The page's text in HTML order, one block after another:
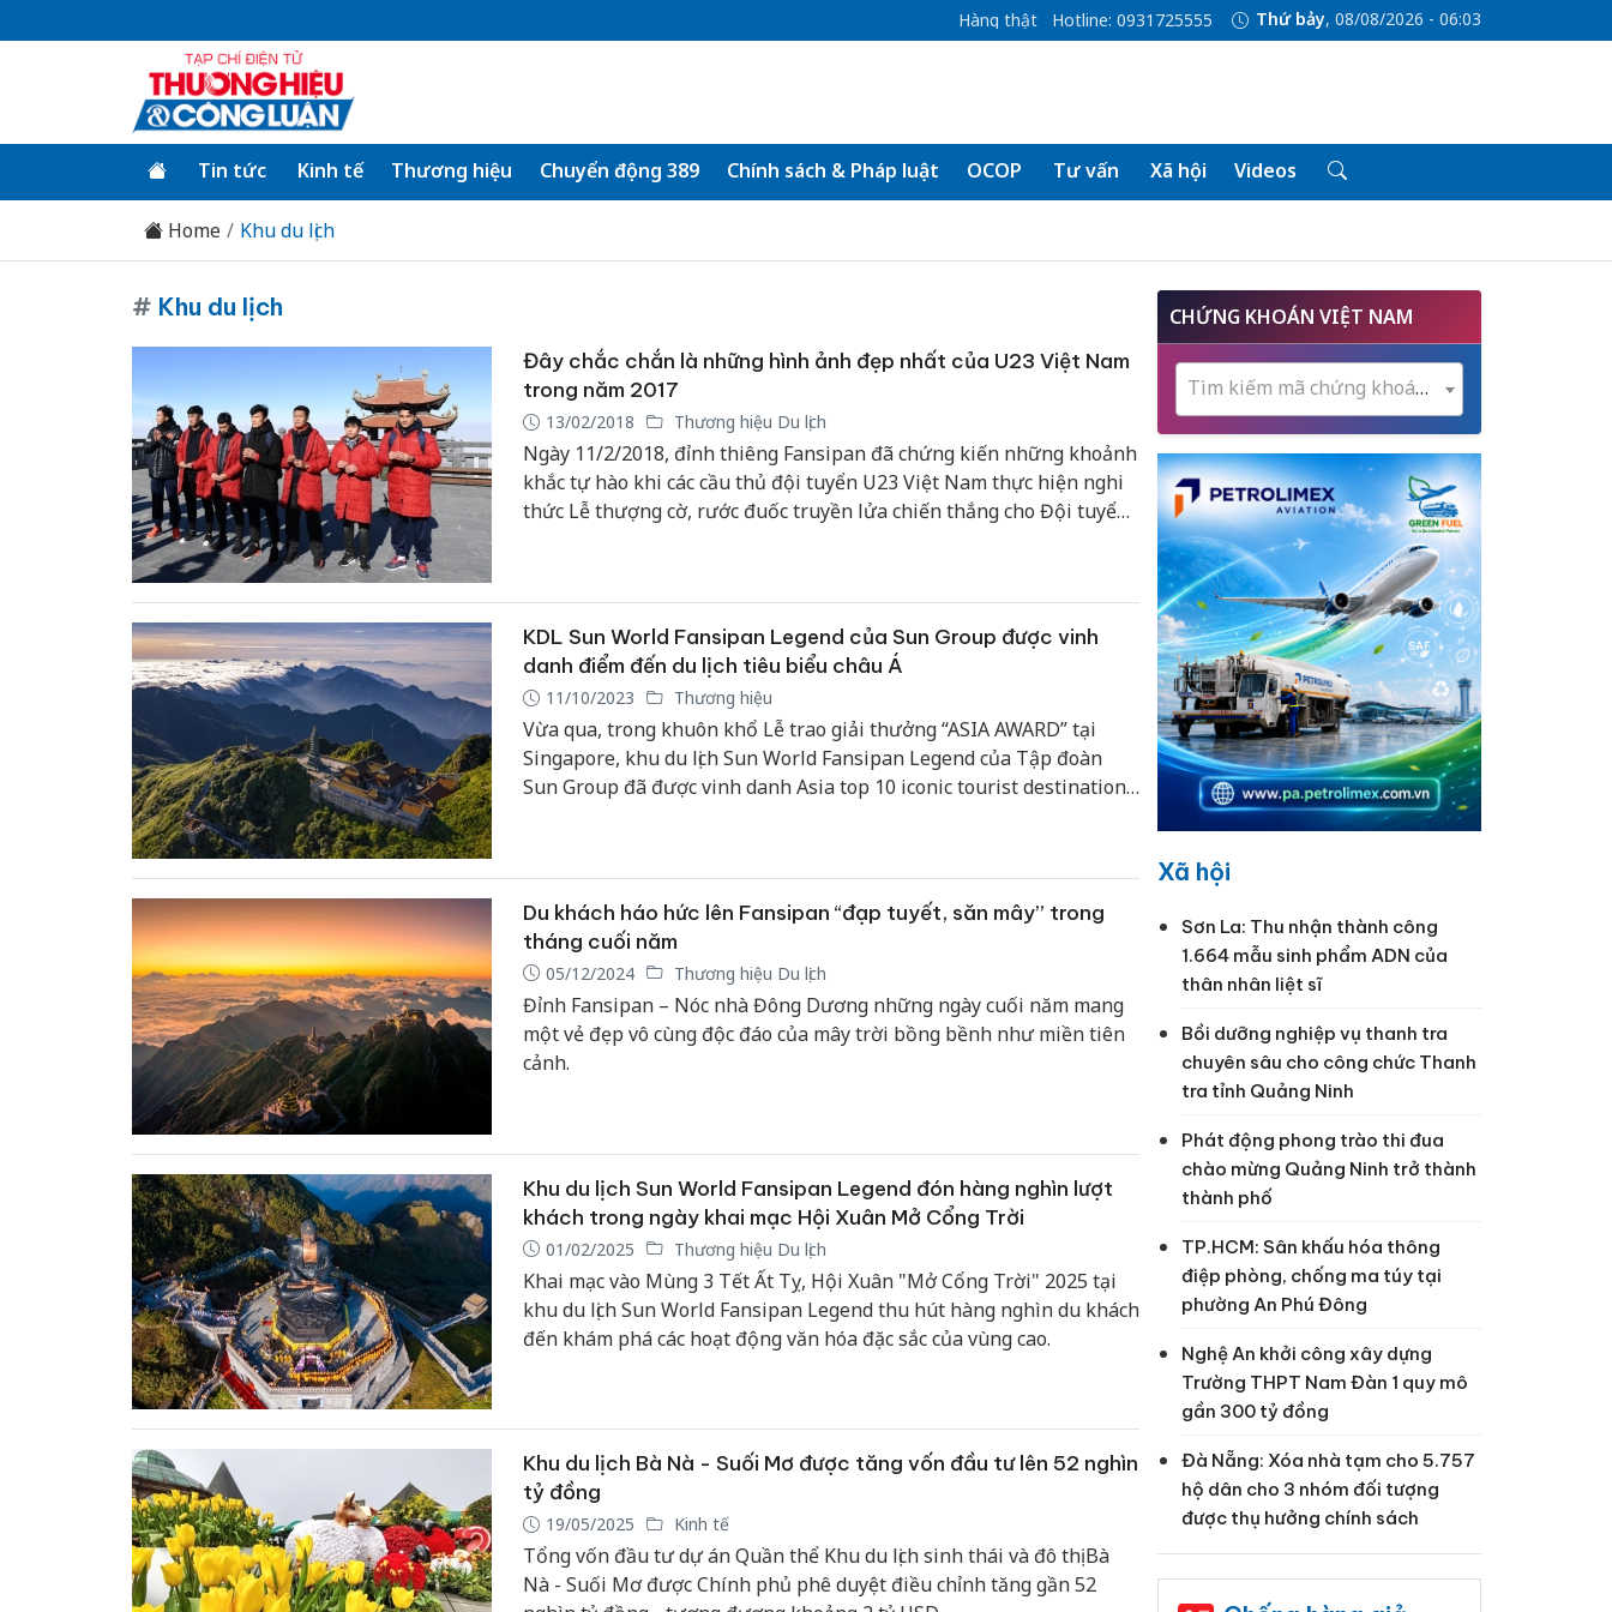
Hàng thật Hotline: 0931725555 Thứ bảy, 08/08/2026 - 06:03
Tin tức Kinh tế Thương hiệu Chuyển động 389 Chính sách & Pháp luật OCOP Tư vấn Xã hội Videos
Home Khu du lịch
# Khu du lịch
Đây chắc chắn là những hình ảnh đẹp nhất của U23 Việt Nam
trong năm 2017
13/02/2018 Thương hiệu Du lịch
Ngày 11/2/2018, đỉnh thiêng Fansipan đã chứng kiến những khoảnh
khắc tự hào khi các cầu thủ đội tuyển U23 Việt Nam thực hiện nghi
thức Lễ thượng cờ, rước đuốc truyền lửa chiến thắng cho Đội tuyển
KDL Sun World Fansipan Legend của Sun Group được vinh
danh điểm đến du lịch tiêu biểu châu Á
11/10/2023 Thương hiệu
Vừa qua, trong khuôn khổ Lễ trao giải thưởng “ASIA AWARD” tại
Singapore, khu du lịch Sun World Fansipan Legend của Tập đoàn
Sun Group đã được vinh danh Asia top 10 iconic tourist destinations
Du khách háo hức lên Fansipan “đạp tuyết, săn mây” trong
tháng cuối năm
05/12/2024 Thương hiệu Du lịch
Đỉnh Fansipan – Nóc nhà Đông Dương những ngày cuối năm mang
một vẻ đẹp vô cùng độc đáo của mây trời bồng bềnh như miền tiên
cảnh.
Khu du lịch Sun World Fansipan Legend đón hàng nghìn lượt
khách trong ngày khai mạc Hội Xuân Mở Cổng Trời
01/02/2025 Thương hiệu Du lịch
Khai mạc vào Mùng 3 Tết Ất Tỵ, Hội Xuân "Mở Cổng Trời" 2025 tại
khu du lịch Sun World Fansipan Legend thu hút hàng nghìn du khách
đến khám phá các hoạt động văn hóa đặc sắc của vùng cao.
Khu du lịch Bà Nà - Suối Mơ được tăng vốn đầu tư lên 52 nghìn
tỷ đồng
19/05/2025 Kinh tế
Tổng vốn đầu tư dự án Quần thể Khu du lịch sinh thái và đô thị Bà
Nà - Suối Mơ được Chính phủ phê duyệt điều chỉnh tăng gần 52
CHỨNG KHOÁN VIỆT NAM
Tìm kiếm mã chứng khoán...
Xã hội
Sơn La: Thu nhận thành công
1.664 mẫu sinh phẩm ADN của
thân nhân liệt sĩ
Bồi dưỡng nghiệp vụ thanh tra
chuyên sâu cho công chức Thanh
tra tỉnh Quảng Ninh
Phát động phong trào thi đua
chào mừng Quảng Ninh trở thành
thành phố
TP.HCM: Sân khấu hóa thông
điệp phòng, chống ma túy tại
phường An Phú Đông
Nghệ An khởi công xây dựng
Trường THPT Nam Đàn 1 quy mô
gần 300 tỷ đồng
Đà Nẵng: Xóa nhà tạm cho 5.757
hộ dân cho 3 nhóm đối tượng
được thụ hưởng chính sách